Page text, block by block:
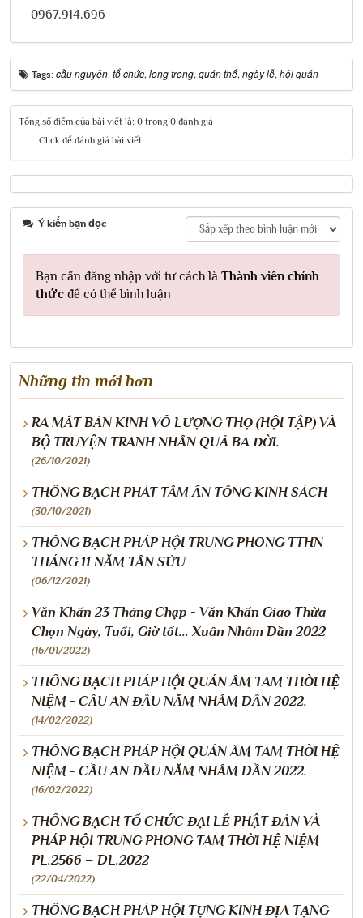
0967.914.696
Tags: cầu nguyện, tổ chức, long trọng, quán thế, ngày lễ, hội quán
Tổng số điểm của bài viết là: 0 trong 0 đánh giá
Click để đánh giá bài viết
Ý kiến bạn đọc
Bạn cần đăng nhập với tư cách là Thành viên chính
thức để có thể bình luận
Những tin mới hơn
RA MẮT BẢN KINH VÔ LƯỢNG THỌ (HỘI TẬP) VÀ
BỘ TRUYỆN TRANH NHÂN QUẢ BA ĐỜI.
(26/10/2021)
THÔNG BẠCH PHÁT TÂM ẤN TỐNG KINH SÁCH
(30/10/2021)
THÔNG BẠCH PHÁP HỘI TRUNG PHONG TTHN
THÁNG 11 NĂM TÂN SỬU
(06/12/2021)
Văn Khấn 23 Tháng Chạp - Văn Khấn Giao Thừa
Chọn Ngày, Tuổi, Giờ tốt... Xuân Nhâm Dần 2022
(16/01/2022)
THÔNG BẠCH PHÁP HỘI QUÁN ÂM TAM THỜI HỆ
NIỆM - CẦU AN ĐẦU NĂM NHÂM DẦN 2022.
(14/02/2022)
THÔNG BẠCH PHÁP HỘI QUÁN ÂM TAM THỜI HỆ
NIỆM - CẦU AN ĐẦU NĂM NHÂM DẦN 2022.
(16/02/2022)
THÔNG BẠCH TỔ CHỨC ĐẠI LỄ PHẬT ĐẢN VÀ
PHÁP HỘI TRUNG PHONG TAM THỜI HỆ NIỆM
PL.2566 – DL.2022
(22/04/2022)
THÔNG BẠCH PHÁP HỘI TỤNG KINH ĐỊA TẠNG